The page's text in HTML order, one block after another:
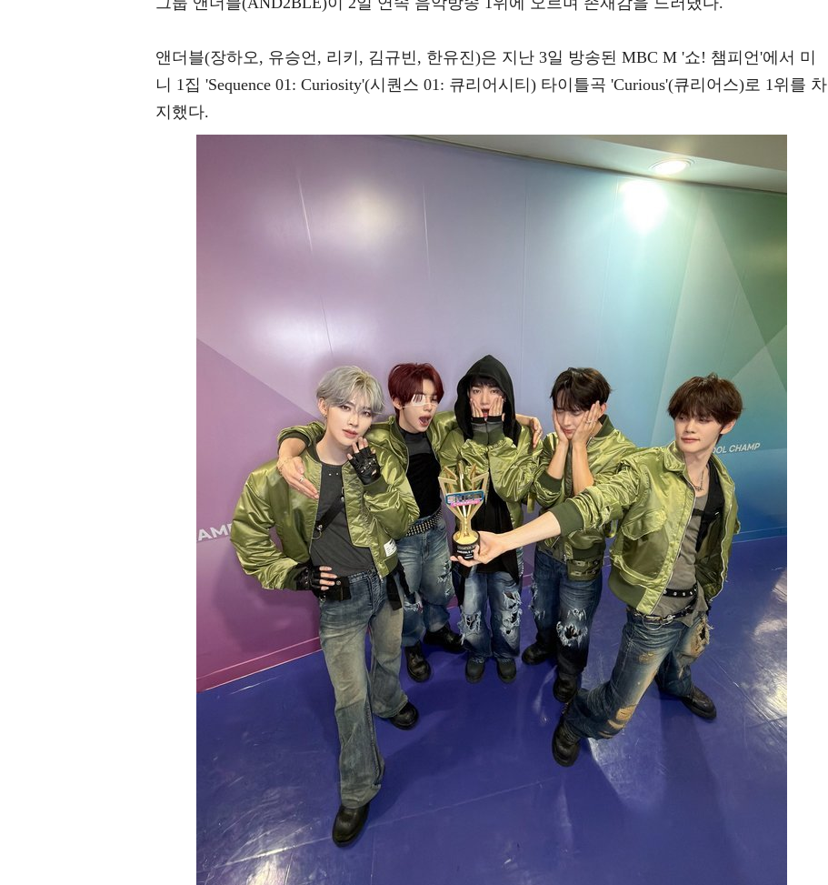
앤더블(장하오, 유승언, 리키, 김규빈, 한유진)은 지난 3일 방송된 MBC M '쇼! 챔피언'에서 미
니 1집 'Sequence 01: Curiosity'(시퀀스 01: 큐리어시티) 타이틀곡 'Curious'(큐리어스)로 1위를 차
지했다.